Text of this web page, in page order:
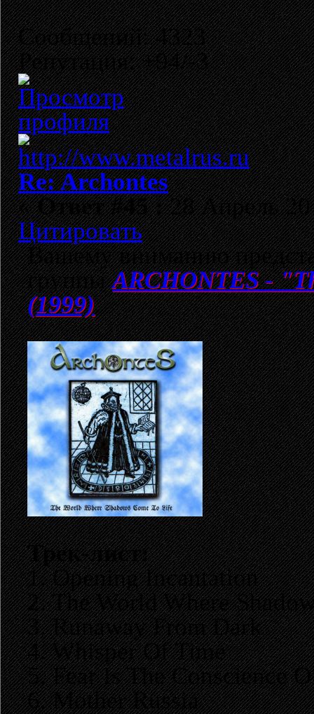
Сообщений: 4323
Репутация: +94/-3
Re: Archontes
«Ответ #45 :28 Апрель
Цитировать
Вашему вниманию
группыARCHONTES -
(1999).
Трек-лист:
1. Opening Incantation
2. The World Where
3. Runaway From Dark
4. Whisper Of Time
5. Fear Is The Conscience
6. Mother Russia